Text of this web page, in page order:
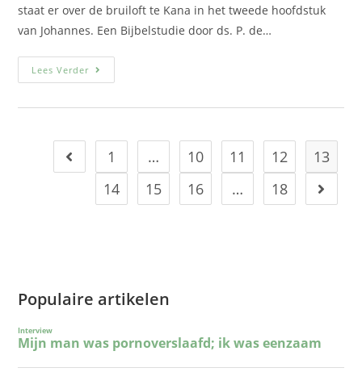
staat er over de bruiloft te Kana in het tweede hoofdstuk
van Johannes. Een Bijbelstudie door ds. P. de…
Lees Verder
1 … 10 11 12
13
14
15 16 … 18
Populaire artikelen